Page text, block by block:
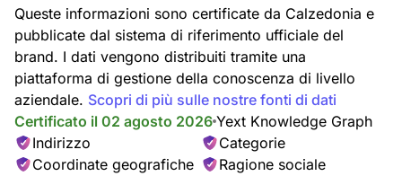
Queste informazioni sono certificate da Calzedonia e
pubblicate dal sistema di riferimento ufficiale del
brand. I dati vengono distribuiti tramite una
piattaforma di gestione della conoscenza di livello
aziendale. Scopri di più sulle nostre fonti di dati
Certificato il 02 agosto 2026 Yext Knowledge Graph
Indirizzo
Categorie
Coordinate geografiche
Ragione sociale